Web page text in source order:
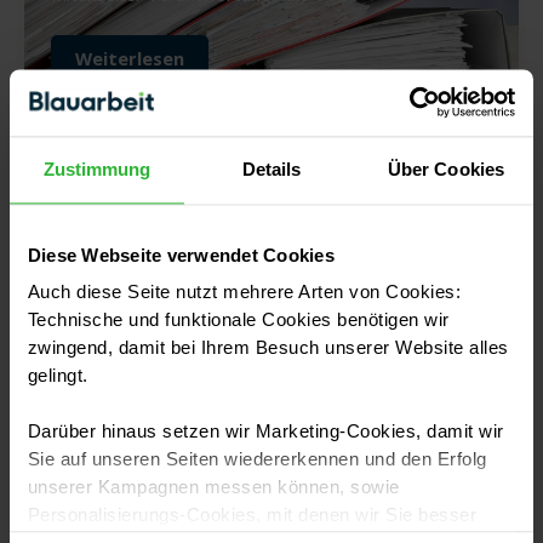
Zustimmung Details Über Cookies
Diese Webseite verwendet Cookies
Auch diese Seite nutzt mehrere Arten von Cookies:
Technische und funktionale Cookies benötigen wir
zwingend, damit bei Ihrem Besuch unserer Website alles
gelingt.
Darüber hinaus setzen wir Marketing-Cookies, damit wir
Sie auf unseren Seiten wiedererkennen und den Erfolg
unserer Kampagnen messen können, sowie
Personalisierungs-Cookies, mit denen wir Sie besser
Brauche
ich
Steuerberatung
meinen
Handwerksbetrieb?
Weiterlesen
Die Standortanalyse: Den perfekten
Ort für dein Unternehmen finden
Lesedauer 4 Minuten
Sowohl für bereits etablierte Unternehmen als auch
für Start-ups gehört eine Wettbewerbsanalyse zu den
wichtigsten Instrumentarien der unternehmerischen
Tätigkeiten. Besonders für Existenzgründer*innen ist
Die
Standortanalyse:
Den
Weiterlesen